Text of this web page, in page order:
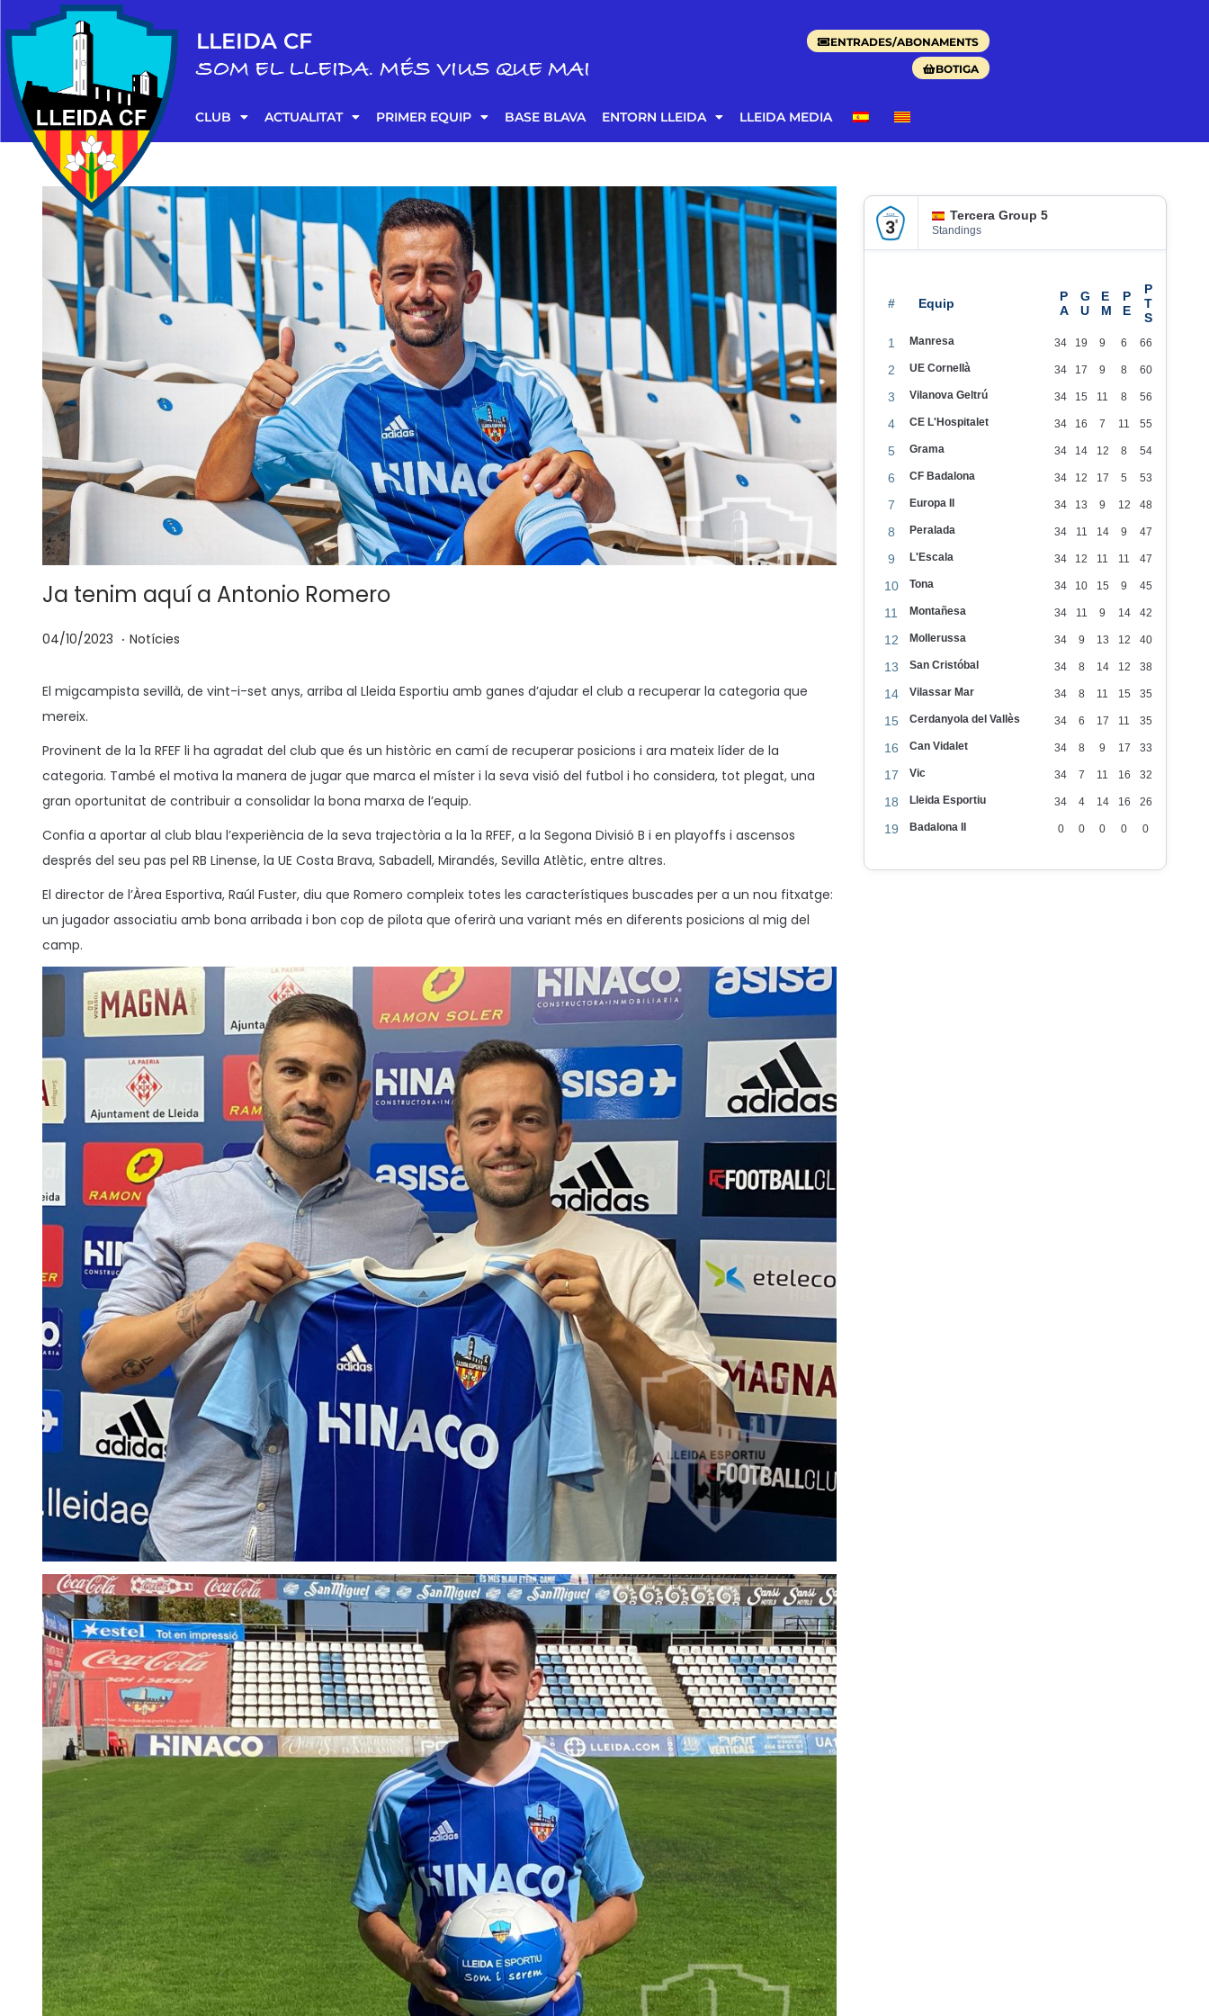
LLEIDA CF
SOM EL LLEIDA. MÉS VIUS QUE MAI
CLUB ACTUALITAT PRIMER EQUIP BASE BLAVA ENTORN LLEIDA LLEIDA MEDIA
ENTRADES/ABONAMENTS
BOTIGA
Ja tenim aquí a Antonio Romero
p
s
a
04/10/2023
/
2
3
. P
b
a
Notícies
El migcampista sevillà, de vint-i-set anys, arriba al Lleida Esportiu amb ganes d’ajudar el club a recuperar la categoria que
mereix.
Provinent de la 1a RFEF li ha agradat del club que és un històric en camí de recuperar posicions i ara mateix líder de la
categoria. També el motiva la manera de jugar que marca el míster i la seva visió del futbol i ho considera, tot plegat, una
gran oportunitat de contribuir a consolidar la bona marxa de l’equip.
Confia a aportar al club blau l’experiència de la seva trajectòria a la 1a RFEF, a la Segona Divisió B i en playoffs i ascensos
després del seu pas pel RB Linense, la UE Costa Brava, Sabadell, Mirandés, Sevilla Atlètic, entre altres.
El director de l’Àrea Esportiva, Raúl Fuster, diu que Romero compleix totes les característiques buscades per a un nou fitxatge:
un jugador associatiu amb bona arribada i bon cop de pilota que oferirà una variant més en diferents posicions al mig del
camp.
Tercera Group 5
Standings
#
1 Manresa 34 19 9 6 66
2 UE Cornellà 34 17 9 8 60
3 Vilanova Geltrú 34 15 11 8 56
4 CE L'Hospitalet 34 16 7 11 55
5 Grama 34 14 12 8 54
6 CF Badalona 34 12 17 5 53
7 Europa II 34 13 9 12 48
8 Peralada 34 11 14 9 47
9 L'Escala 34 12 11 11 47
10 Tona 34 10 15 9 45
11 Montañesa 34 11 9 14 42
12 Mollerussa 34 9 13 12 40
13 San Cristóbal 34 8 14 12 38
14 Vilassar Mar 34 8 11 15 35
15 Cerdanyola del Vallès 34 6 17 11 35
16 Can Vidalet 34 8 9 17 33
17 Vic 34 7 11 16 32
18 Lleida Esportiu 34 4 14 16 26
19 Badalona II 0 0 0 0 0